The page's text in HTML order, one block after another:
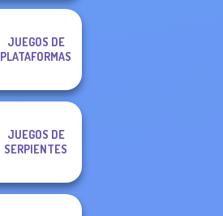
JUEGOS DE
PLATAFORMAS
JUEGOS DE
SERPIENTES